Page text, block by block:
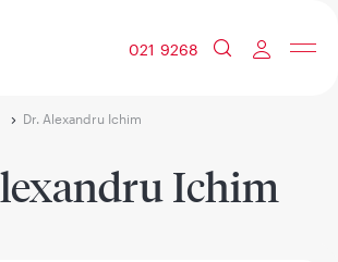
021 9268
Dr. Alexandru Ichim
Ichim